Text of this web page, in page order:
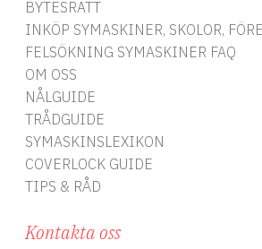
BYTESRÄTT
INKÖP SYMASKINER, SKOLOR,
FELSÖKNING SYMASKINER FAQ
OM OSS
NÅLGUIDE
TRÅDGUIDE
SYMASKINSLEXIKON
COVERLOCK GUIDE
TIPS & RÅD
Kontakta oss